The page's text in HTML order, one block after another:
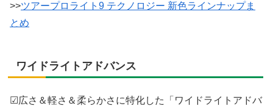
>>ツアープロライト9 テクノロジー 新色ラインナップま
とめ
ワイドライトアドバンス
☑広さ＆軽さ＆柔らかさに特化した「ワイドライトアドバ